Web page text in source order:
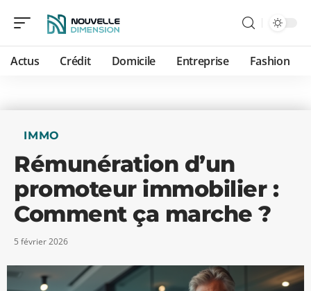
Actus Crédit Domicile Entreprise Fashion
IMMO
Rémunération d’un
promoteur immobilier :
Comment ça marche ?
5 février 2026